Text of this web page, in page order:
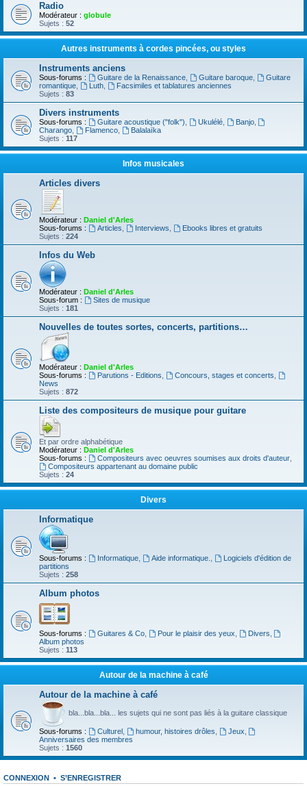
Radio
Modérateur : globule
Sujets : 52
Autres instruments à cordes pincées, ou styles
Instruments anciens
Sous-forums : Guitare de la Renaissance, Guitare baroque,
Guitare
romantique
Luth,
Facsimiles et tablatures anciennes
Sujets : 83
Divers instruments
Sous-forums : Guitare acoustique ("folk") Ukulélé, Banjo,
Charango
Flamenco,
Balalaïka
Sujets : 117
Infos musicales
Articles divers
Modérateur : Daniel d'Arles
Sous-forums :
Articles Interviews
Ebooks libres et gratuits
Sujets : 224
Infos du Web
Modérateur : Daniel d'Arles
Sous-forum :
Sites de musique
Sujets : 181
Nouvelles de toutes sortes, concerts, partitions…
Modérateur : Daniel d'Arles
Sous-forums :
Parutions - Editions Concours, stages et concerts
News
Sujets : 872
Liste des compositeurs de musique pour guitare
Et par ordre alphabétique
Modérateur : Daniel d'Arles
Sous-forums :
Compositeurs avec oeuvres soumises aux droits d'auteur,
Compositeurs appartenant au domaine public
Sujets : 24
Divers
Informatique
Sous-forums : Informatique, Aide informatique.
Logiciels d'édition de
partitions
Sujets : 258
Album photos
Sous-forums : Guitares & Co, Pour le plaisir des yeux Divers
Album photos
Sujets : 113
Autour de la machine à café
Autour de la machine à café
bla...bla...bla... les sujets qui ne sont pas liés à la guitare classique
Sous-forums : Culturel, humour, histoires drôles Jeux
Anniversaires des membres
Sujets : 1560
CONNEXION • S’ENREGISTRER